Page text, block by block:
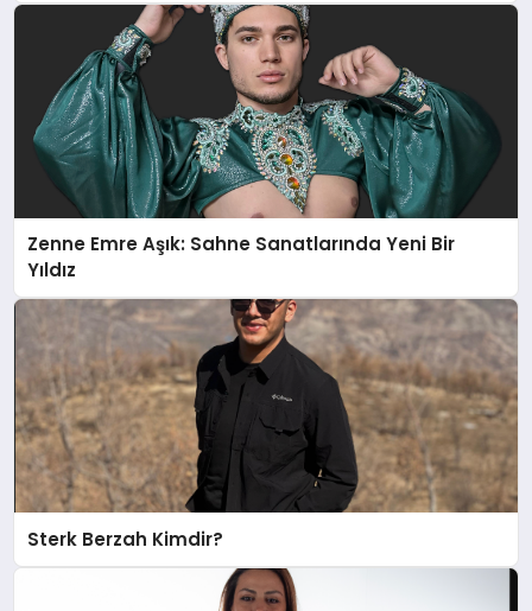
Zenne Emre Aşık: Sahne Sanatlarında Yeni Bir
Yıldız
Sterk Berzah Kimdir?